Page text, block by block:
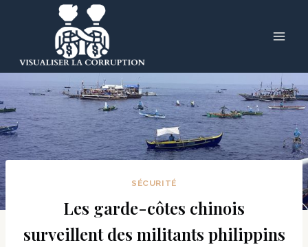
SÉCURITÉ
Les garde-côtes chinois
surveillent des militants philippins